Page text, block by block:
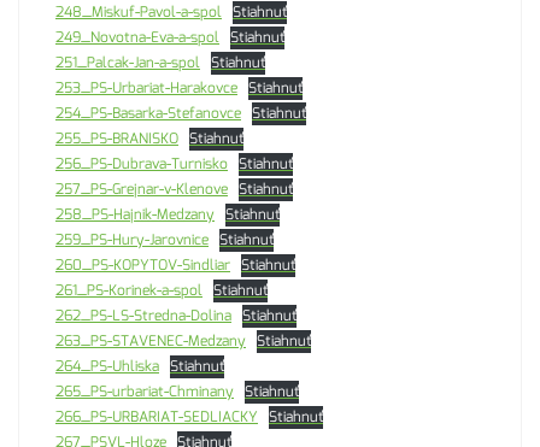
248_Miskuf-Pavol-a-spol Stiahnuť
249_Novotna-Eva-a-spol Stiahnuť
251_Palcak-Jan-a-spol Stiahnuť
253_PS-Urbariat-Harakovce Stiahnuť
254_PS-Basarka-Stefanovce Stiahnuť
255_PS-BRANISKO Stiahnuť
256_PS-Dubrava-Turnisko Stiahnuť
257_PS-Grejnar-v-Klenove Stiahnuť
258_PS-Hajnik-Medzany Stiahnuť
259_PS-Hury-Jarovnice Stiahnuť
260_PS-KOPYTOV-Sindliar Stiahnuť
261_PS-Korinek-a-spol Stiahnuť
262_PS-LS-Stredna-Dolina Stiahnuť
263_PS-STAVENEC-Medzany Stiahnuť
264_PS-Uhliska Stiahnuť
265_PS-urbariat-Chminany Stiahnuť
266_PS-URBARIAT-SEDLIACKY Stiahnuť